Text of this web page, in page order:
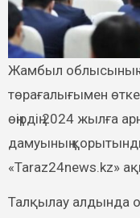
Жамбыл облысының әкімі Ербол Қарашөкеевтің
төрағалығымен
өңірдің 2024 жылға
дамуының
«Taraz24news.kz»
Талқылау алдында